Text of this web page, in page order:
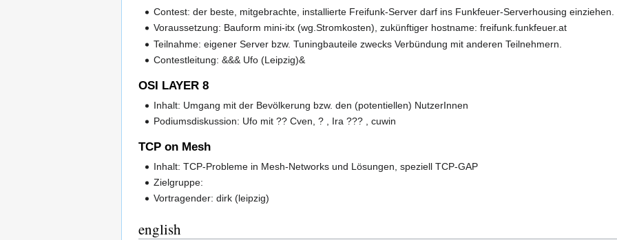
Contest: der beste, mitgebrachte, installierte Freifunk-Server darf ins Funkfeuer-Serverhousing einziehen.
Voraussetzung: Bauform mini-itx (wg.Stromkosten), zukünftiger hostname: freifunk.funkfeuer.at
Teilnahme: eigener Server bzw. Tuningbauteile zwecks Verbündung mit anderen Teilnehmern.
Contestleitung: &&& Ufo (Leipzig)&
OSI LAYER 8
Inhalt: Umgang mit der Bevölkerung bzw. den (potentiellen) NutzerInnen
Podiumsdiskussion: Ufo mit ?? Cven, ? , Ira ??? , cuwin
TCP on Mesh
Inhalt: TCP-Probleme in Mesh-Networks und Lösungen, speziell TCP-GAP
Zielgruppe:
Vortragender: dirk (leipzig)
english